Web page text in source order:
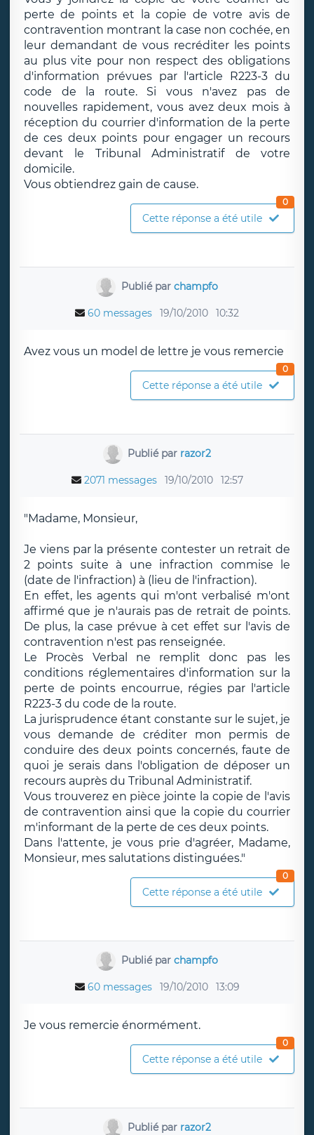
perte de points et la copie de votre avis de
contravention montrant la case non cochée, en
leur demandant de vous recréditer les points
au plus vite pour non respect des obligations
d'information prévues par l'article R223-3 du
code de la route. Si vous n'avez pas de
nouvelles rapidement, vous avez deux mois à
réception du courrier d'information de la perte
de ces deux points pour engager un recours
devant le Tribunal Administratif de votre
domicile.
Vous obtiendrez gain de cause.
Cette réponse a été utile
0
Publié par champfo
60 messages 19/10/2010 10:32
Avez vous un model de lettre je vous remercie
Cette réponse a été utile
0
Publié par razor2
2071 messages 19/10/2010 12:57
"Madame, Monsieur,
Je viens par la présente contester un retrait de
2 points suite à une infraction commise le
(date de l'infraction) à (lieu de l'infraction).
En effet, les agents qui m'ont verbalisé m'ont
affirmé que je n'aurais pas de retrait de points.
De plus, la case prévue à cet effet sur l'avis de
contravention n'est pas renseignée.
Le Procès Verbal ne remplit donc pas les
conditions réglementaires d'information sur la
perte de points encourrue, régies par l'article
R223-3 du code de la route.
La jurisprudence étant constante sur le sujet, je
vous demande de créditer mon permis de
conduire des deux points concernés, faute de
quoi je serais dans l'obligation de déposer un
recours auprès du Tribunal Administratif.
Vous trouverez en pièce jointe la copie de l'avis
de contravention ainsi que la copie du courrier
m'informant de la perte de ces deux points.
Dans l'attente, je vous prie d'agréer, Madame,
Monsieur, mes salutations distinguées."
Cette réponse a été utile
0
Publié par champfo
60 messages 19/10/2010 13:09
Je vous remercie énormément.
Cette réponse a été utile
0
Publié par razor2